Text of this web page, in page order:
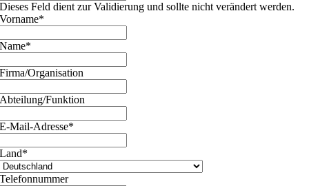
Dieses Feld dient zur Validierung und sollte nicht verändert werden.
Vorname*
Name*
Firma/Organisation
Abteilung/Funktion
E-Mail-Adresse*
Land*
Telefonnummer